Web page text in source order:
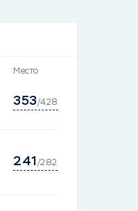
Место
353/428
241 /282